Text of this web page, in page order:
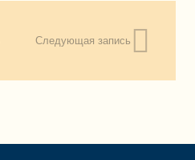
Следующая запись